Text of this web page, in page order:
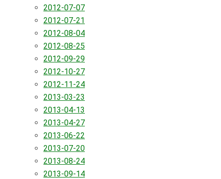
2012-07-07
2012-07-21
2012-08-04
2012-08-25
2012-09-29
2012-10-27
2012-11-24
2013-03-23
2013-04-13
2013-04-27
2013-06-22
2013-07-20
2013-08-24
2013-09-14